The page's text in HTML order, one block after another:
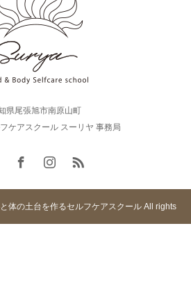
県尾張旭市南原山町
ケアスクール スーリヤ 事務局
体の土台を作るセルフケアスクール All rights